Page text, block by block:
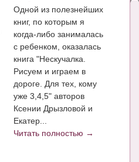
Одной из полезнейших
книг, по которым я
когда-либо занималась
с ребенком, оказалась
книга "Нескучалка.
Рисуем и играем в
дороге. Для тех, кому
уже 3,4,5" авторов
Ксении Дрызловой и
Екатер...
Читать полностью →